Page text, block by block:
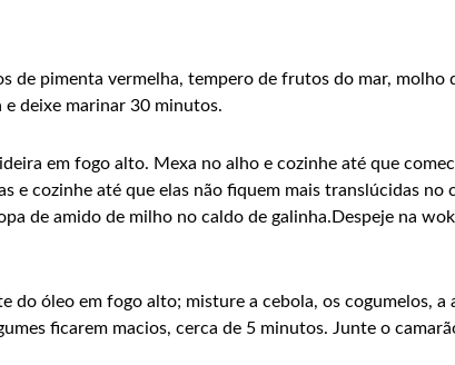
de pimenta vermelha, tempero de frutos do mar, molho
deixe marinar 30 minutos.
em fogo alto. Mexa no alho e cozinhe até que
e cozinhe até que elas não fiquem mais translúcidas
de amido de milho no caldo de galinha.Despeje na
do óleo em fogo alto; misture a cebola, os cogumelos, a
ficarem macios, cerca de 5 minutos. Junte o